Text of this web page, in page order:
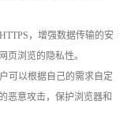
，增强数据传输的安
页浏览的隐私性。
可以根据自己的需求自定
恶意攻击，保护浏览器和